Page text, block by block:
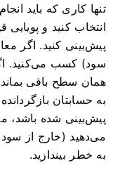
تنها کاری که باید
انتخاب کنید و
پیش‌بینی کنید. اگر
سود) کسب می‌کنید.
همان سطح باقی
به حسابتان
پیش‌بینی شده باشد،
می‌دهید (خارج از
به خطر بیندازید.